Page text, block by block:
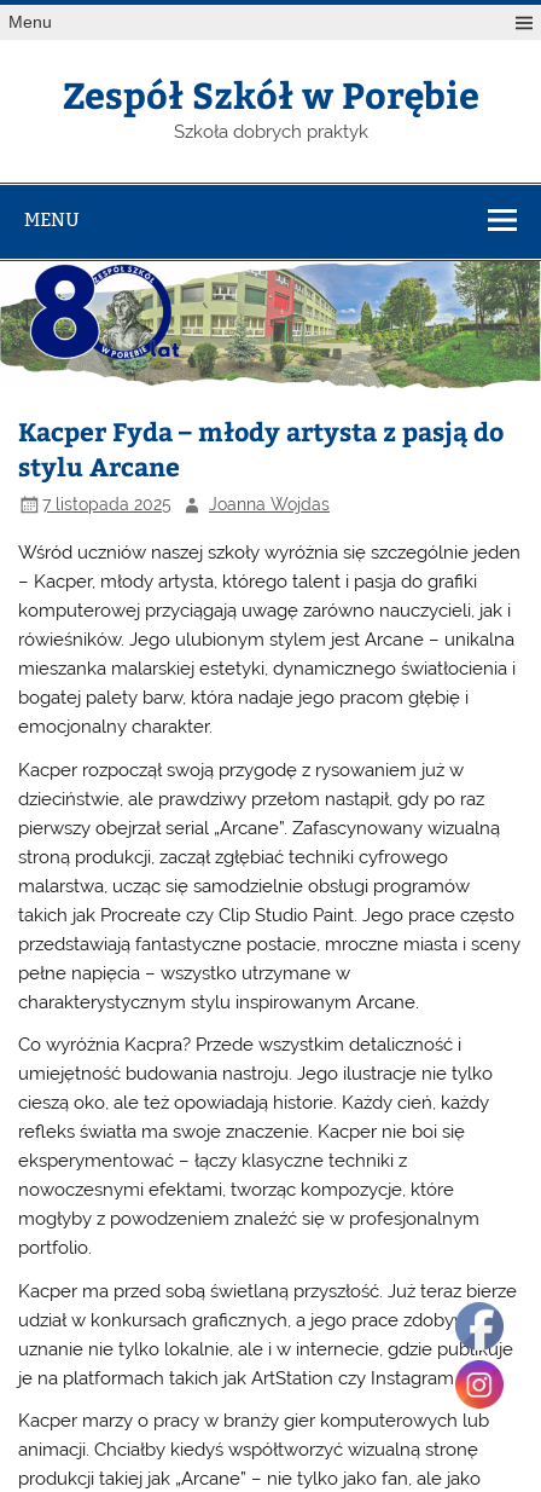
Menu
Zespół Szkół w Porębie
Szkoła dobrych praktyk
MENU
Kacper Fyda – młody artysta z pasją do
stylu Arcane
7 listopada 2025 Joanna Wojdas
Wśród uczniów naszej szkoły wyróżnia się szczególnie jeden
– Kacper, młody artysta, którego talent i pasja do grafiki
komputerowej przyciągają uwagę zarówno nauczycieli, jak i
rówieśników. Jego ulubionym stylem jestArcane – unikalna
mieszanka malarskiej estetyki, dynamicznego światłocienia i
bogatej palety barw, która nadaje jego pracom głębię i
emocjonalny charakter.
Kacper rozpoczął swoją przygodę z rysowaniem już w
dzieciństwie, ale prawdziwy przełom nastąpił, gdy po raz
pierwszy obejrzał serial „Arcane”. Zafascynowany wizualną
stroną produkcji, zaczął zgłębiać techniki cyfrowego
malarstwa, ucząc się samodzielnie obsługi programów
takich jak Procreate czyClip Studio Paint. Jego prace często
przedstawiają fantastyczne postacie, mroczne miasta i sceny
pełne napięcia – wszystko utrzymane w
charakterystycznym stylu inspirowanym Arcane.
Co wyróżnia Kacpra? Przede wszystkimdetaliczność i
umiejętność budowania nastroju. Jego ilustracje nie tylko
cieszą oko, ale też opowiadają historie. Każdy cień, każdy
refleks światła ma swoje znaczenie. Kacper nie boi się
eksperymentować – łączy klasyczne techniki z
nowoczesnymi efektami, tworząc kompozycje, które
mogłyby z powodzeniem znaleźć się w profesjonalnym
portfolio.
Kacper ma przed sobą świetlaną przyszłość. Już teraz bierze
udział w konkursach graficznych, a jego prace zdobywają
uznanie nie tylko lokalnie, ale i w internecie, gdzie publikuje
je na platformach takich jakArtStation czy Instagram.
Kacper marzy o pracy w branży gier komputerowych lub
animacji. Chciałby kiedyś współtworzyć wizualną stronę
produkcji takiej jak „Arcane” – nie tylko jako fan, ale jako